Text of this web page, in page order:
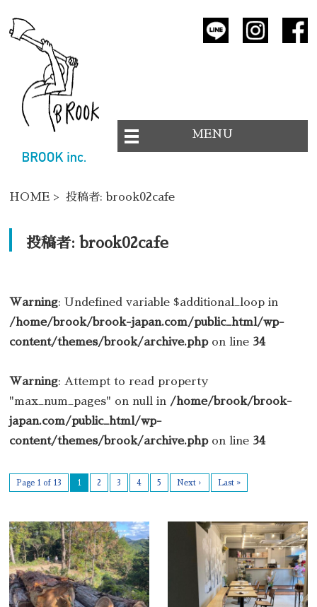
MENU
HOME > 投稿者: brook02cafe
投稿者: brook02cafe
Warning: Undefined variable $additional_loop in
/home/brook/brook-japan.com/public_html/wp-
content/themes/brook/archive.phpon line 34
Warning: Attempt to read property
"max_num_pages" on null in /home/brook/brook-
japan.com/public_html/wp-
content/themes/brook/archive.phpon line 34
Page 1 of 13 1 2 3 4 5 Next › Last »